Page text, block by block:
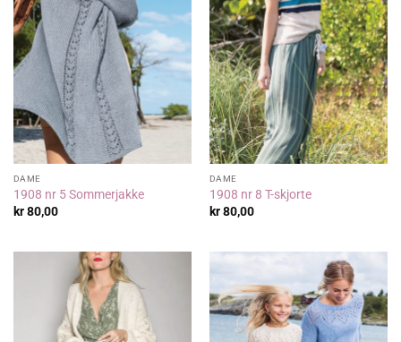
DAME
1908 nr 5 Sommerjakke
kr80,00
DAME
1908 nr 8 T-skjorte
kr80,00